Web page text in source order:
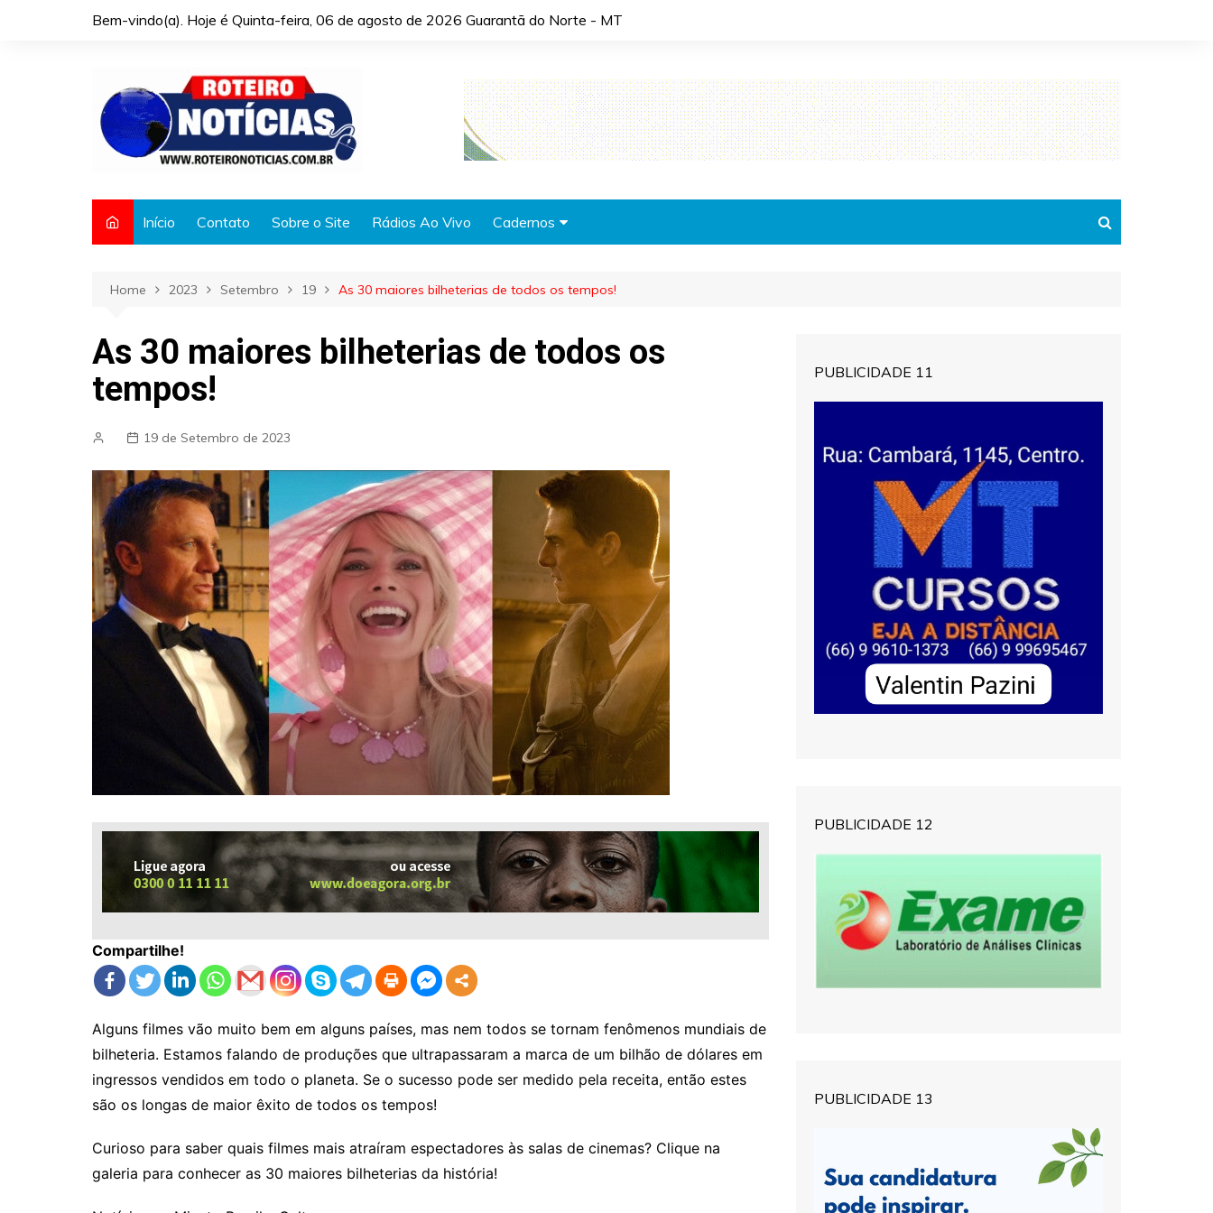
Bem-vindo(a). Hoje é Quinta-feira, 06 de agosto de 2026 Guarantã do Norte - MT
Início Contato Sobre o Site Rádios Ao Vivo Cadernos
Automóveis
Cidades
Fama e TV
Saúde
Home 2023 Setembro 19 As 30 maiores bilheterias de todos os tempos!
As 30 maiores bilheterias de todos os
tempos!
19 de Setembro de 2023
Compartilhe!
Alguns filmes vão muito bem em alguns países, mas nem todos se tornam fenômenos mundiais de
bilheteria. Estamos falando de produções que ultrapassaram a marca de um bilhão de dólares em
ingressos vendidos em todo o planeta. Se o sucesso pode ser medido pela receita, então estes
são os longas de maior êxito de todos os tempos!
Curioso para saber quais filmes mais atraíram espectadores às salas de cinemas? Clique na
galeria para conhecer as 30 maiores bilheterias da história!
PUBLICIDADE 11
PUBLICIDADE 12
PUBLICIDADE 13